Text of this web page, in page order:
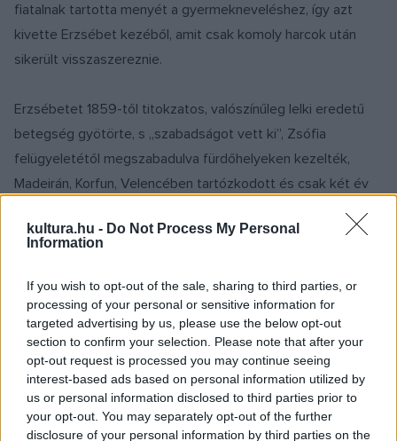
kultura.hu - Do Not Process My Personal
Information
If you wish to opt-out of the sale, sharing to third parties, or
processing of your personal or sensitive information for
targeted advertising by us, please use the below opt-out
section to confirm your selection. Please note that after your
opt-out request is processed you may continue seeing
interest-based ads based on personal information utilized by
us or personal information disclosed to third parties prior to
your opt-out. You may separately opt-out of the further
disclosure of your personal information by third parties on the
fiatalnak tartotta menyét a gyermekneveléshez, így azt
kivette Erzsébet kezéből, amit csak komoly harcok után
sikerült visszaszereznie.
Erzsébetet 1859-től titokzatos, valószínűleg lelki eredetű
betegség gyötörte, s „szabadságot vett ki”, Zsófia
felügyeletétől megszabadulva fürdőhelyeken kezelték,
Madeirán, Korfun, Velencében tartózkodott és csak két év
múlva tért haza férjéhez és gyermekeihez. Bécsbe egy
megváltozott, határozott és öntudatos asszony érkezett,
megtanulta, miként érvényesítse akaratát.
Bizalmasa, a kecskeméti köznemes, Ferenczy Ida ismertette
meg vele Deák Ferenc kiegyezéspárti eszméit, Sisi az
uralkodónak írt leveleiben a kiegyezés mellett érvelt. 1866
nyarát gyermekeivel Budán töltötte, az 1867-es kiegyezés
boldogsággal töltötte el, I. Ferenc József 1867. június 8-i